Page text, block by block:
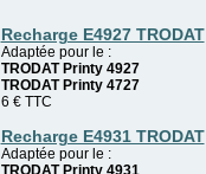
Recharge E4927 TRODAT
Adaptée pour le :
TRODAT Printy 4927
TRODAT Printy 4727
6 €TTC
Recharge E4931 TRODAT
Adaptée pour le :
TRODAT Printy 4931